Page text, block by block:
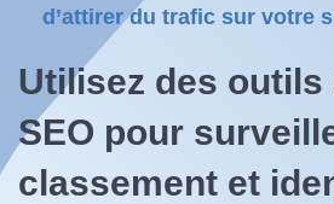
d’attirer du trafic sur votre
Utilisez des outils
SEO pour
classement et